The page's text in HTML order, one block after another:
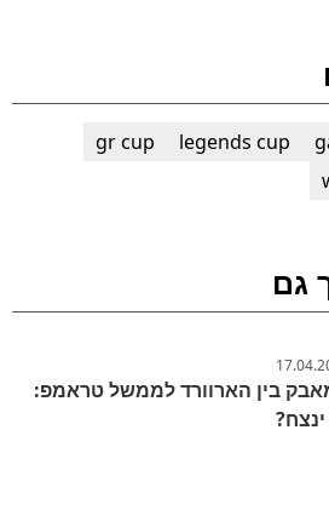
legends cup
gr cup
גם
בין הארוורד לממשל טראמפ: